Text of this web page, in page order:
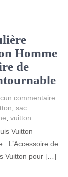
Homme
de
commentaire
sac
vuitton
Vuitton
: L’Accessoire de
Vuitton pour […]